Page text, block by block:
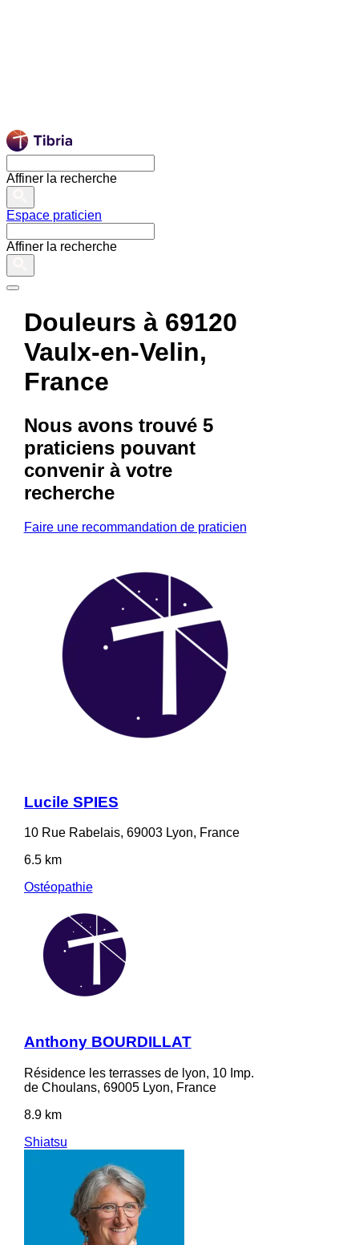
Affiner la recherche
Espace praticien
Affiner la recherche
Douleurs à 69120
Vaulx-en-Velin,
France
Nous avons trouvé 5
praticienspouvant
convenir à votre
recherche
Faire une recommandation de praticien
Lucile SPIES
10 Rue Rabelais, 69003 Lyon, France
6.5 km
Ostéopathie
Anthony BOURDILLAT
Résidence les terrasses de lyon, 10 Imp.
de Choulans, 69005 Lyon, France
8.9 km
Shiatsu